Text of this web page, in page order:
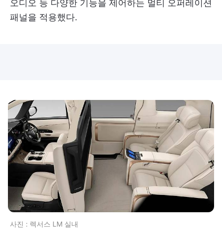
오디오 등 다양한 기능을 제어하는 멀티 오퍼레이션
패널을 적용했다.
사진 : 렉서스 LM 실내